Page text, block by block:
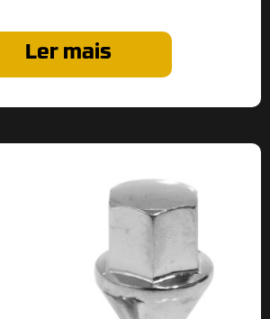
Ler mais